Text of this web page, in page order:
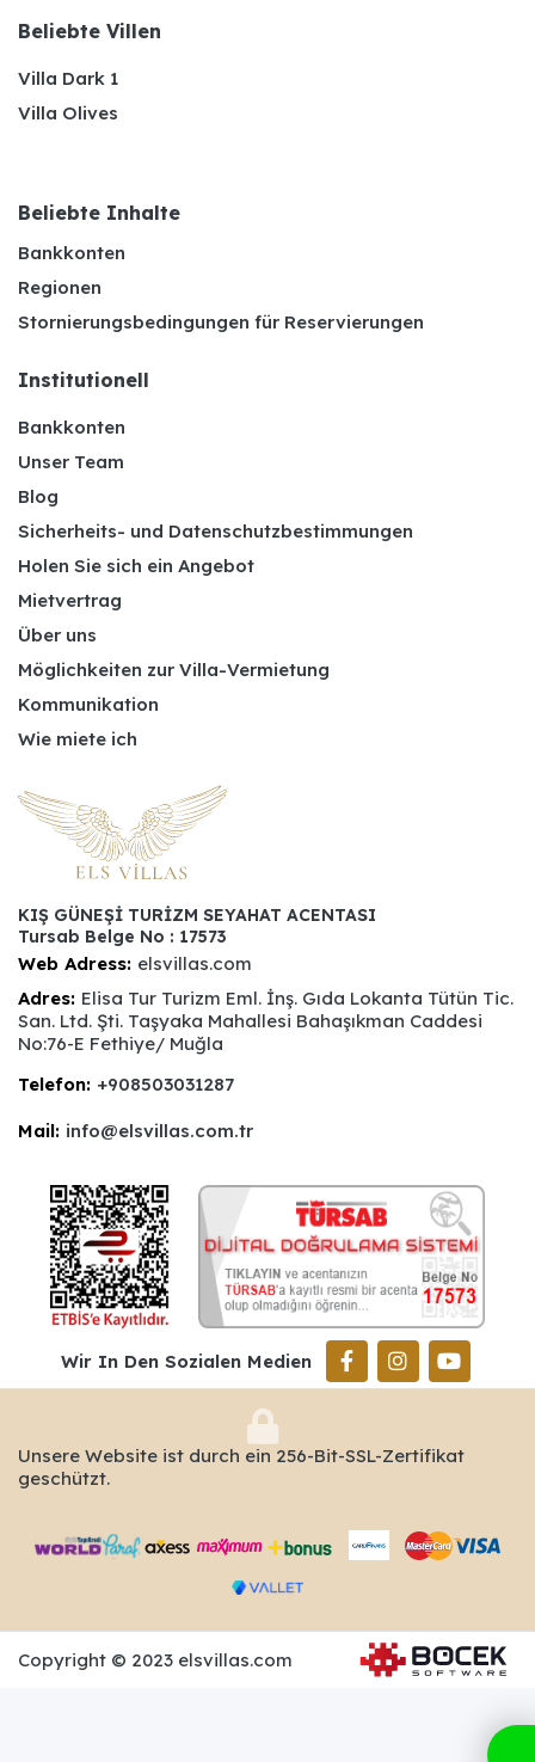
Beliebte Villen
Villa Dark 1
Villa Olives
Beliebte Inhalte
Bankkonten
Regionen
Stornierungsbedingungen für Reservierungen
Institutionell
Bankkonten
Unser Team
Blog
Sicherheits- und Datenschutzbestimmungen
Holen Sie sich ein Angebot
Mietvertrag
Über uns
Möglichkeiten zur Villa-Vermietung
Kommunikation
Wie miete ich
KIŞ GÜNEŞİ TURİZM SEYAHAT ACENTASI
Tursab Belge No : 17573
Web Adress: elsvillas.com
Adres: Elisa Tur Turizm Eml. İnş. Gıda Lokanta Tütün Tic.
San. Ltd. Şti. Taşyaka Mahallesi Bahaşıkman Caddesi
No:76-E Fethiye/ Muğla
Telefon: +908503031287
Mail: info@elsvillas.com.tr
Wir In Den Sozialen Medien
Unsere Website ist durch ein 256-Bit-SSL-Zertifikat
geschützt.
Copyright © 2023 elsvillas.com